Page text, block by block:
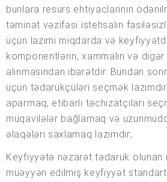
bunlara resurs ehtiyaclarının
təminat vəzifəsi istehsalın
üçün lazımi miqdarda və
komponentlərin, xammalın və digər
alınmasından ibarətdir. Bundan
üçün tədarükçüləri seçmək
aparmaq, etibarlı təchizatçıları
müqavilələr bağlamaq və
əlaqələri saxlamaq lazımdır;
Keyfiyyətə nəzarət tədarük olunan
müəyyən edilmiş keyfiyyət